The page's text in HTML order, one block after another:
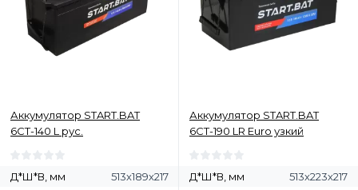
Аккумулятор START.BAT
6СТ-140 L рус.
Д*Ш*В, мм
513х189х217
Аккумулятор START.BAT
6СТ-190 LR Euro узкий
Д*Ш*В, мм
513х223х217